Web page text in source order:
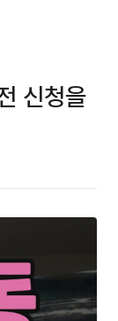
신청을